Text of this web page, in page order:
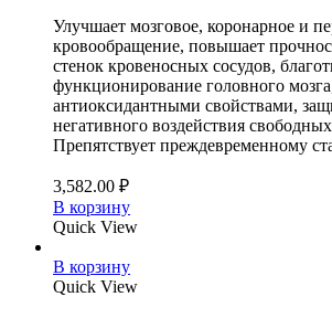
Улучшает мозговое, коронарное и
кровообращение, повышает
стенок кровеносных сосудов,
функционирование головного
антиоксидантными свойствами,
негативного воздействия
Препятствует преждевременному
3,582.00 ₽
В корзину
Quick View
В корзину
Quick View